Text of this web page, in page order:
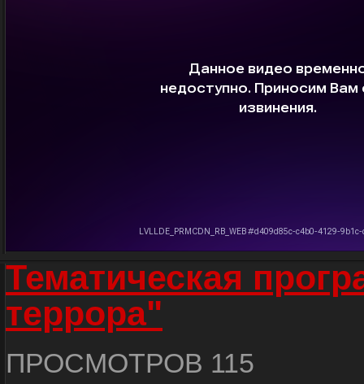
Тематическая
террора"
ПРОСМОТРОВ 115